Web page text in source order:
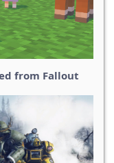
from Fallout